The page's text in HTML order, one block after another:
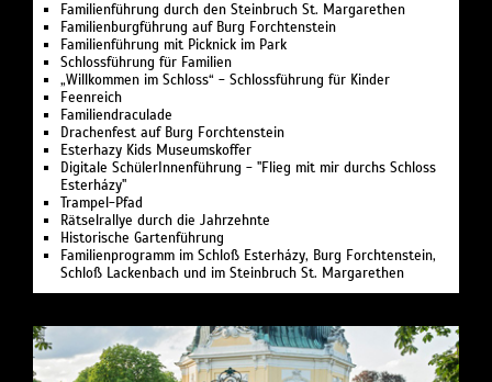
Familienführung durch den Steinbruch St. Margarethen
Familienburgführung auf Burg Forchtenstein
Familienführung mit Picknick im Park
Schlossführung für Familien
„Willkommen im Schloss“ - Schlossführung für Kinder
Feenreich
Familiendraculade
Drachenfest auf Burg Forchtenstein
Esterhazy Kids Museumskoffer
Digitale SchülerInnenführung - "Flieg mit mir durchs Schloss
Esterházy"
Trampel-Pfad
Rätselrallye durch die Jahrzehnte
Historische Gartenführung
Familienprogramm im Schloß Esterházy, Burg Forchtenstein,
Schloß Lackenbach und im Steinbruch St. Margarethen